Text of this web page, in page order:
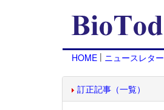
HOME | ニュースレター
訂正記事（一覧）